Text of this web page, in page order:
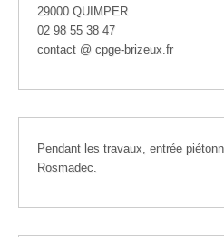
29000 QUIMPER
02 98 55 38 47
contact @ cpge-brizeux.fr
Pendant les travaux, entrée
Rosmadec.